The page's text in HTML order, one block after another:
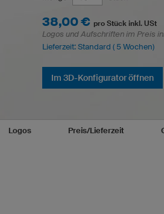
38,00 € pro Stück inkl. USt
Logos und Aufschriften im Preis
Lieferzeit: Standard ( 5 Wochen)
Im 3D-Konfigurator öffnen
Logos Preis/Lieferzeit